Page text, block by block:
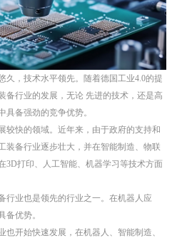
久，技术水平领先。随着德国工业4.0的提
备行业的发展，无论 先进的技术，还是高
具备强劲的竞争优势。
较快的领域。近年来，由于政府的支持和
装备行业逐步壮大，并在智能制造、物联
3D打印、人工智能、机器学习等技术方面
行业也是领先的行业之一。在机器人应
备优势。
也开始快速发展，在机器人、智能制造、